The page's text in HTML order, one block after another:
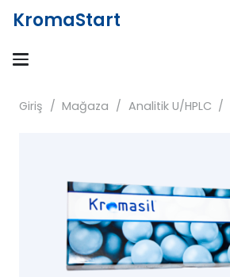
KromaStart
Giriş / Mağaza / Analitik U/HPLC /